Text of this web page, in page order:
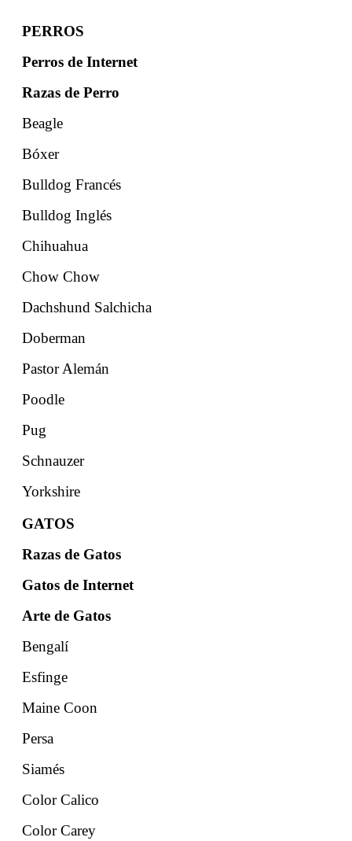
PERROS
Perros de Internet
Razas de Perro
Beagle
Bóxer
Bulldog Francés
Bulldog Inglés
Chihuahua
Chow Chow
Dachshund Salchicha
Doberman
Pastor Alemán
Poodle
Pug
Schnauzer
Yorkshire
GATOS
Razas de Gatos
Gatos de Internet
Arte de Gatos
Bengalí
Esfinge
Maine Coon
Persa
Siamés
Color Calico
Color Carey